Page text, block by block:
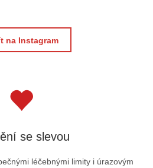
na Instagram
se slevou
léčebnými limity i úrazovým